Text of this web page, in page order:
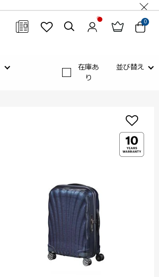
0
閉じる在庫あ
り
並び替え